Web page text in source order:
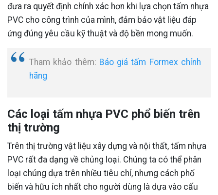
đưa ra quyết định chính xác hơn khi lựa chọn tấm nhựa
PVC cho công trình của mình, đảm bảo vật liệu đáp
ứng đúng yêu cầu kỹ thuật và độ bền mong muốn.
Tham khảo thêm: Báo giá tấm Formex chính
hãng
Các loại tấm nhựa PVC phổ biến trên
thị trường
Trên thị trường vật liệu xây dựng và nội thất, tấm nhựa
PVC rất đa dạng về chủng loại. Chúng ta có thể phân
loại chúng dựa trên nhiều tiêu chí, nhưng cách phổ
biến và hữu ích nhất cho người dùng là dựa vào cấu